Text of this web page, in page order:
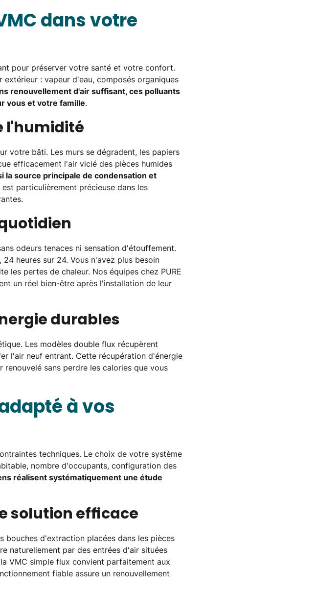
dans votre
pour préserver votre santé et votre confort.
: vapeur d'eau, composés organiques
renouvellement d'air suffisant, ces polluants
vous et votre famille.
l'humidité
votre bâti. Les murs se dégradent, les papiers
efficacement l'air vicié des pièces humides
la source principale de condensation et
particulièrement précieuse dans les
odeurs tenaces ni sensation d'étouffement.
heures sur 24. Vous n'avez plus besoin
les pertes de chaleur. Nos équipes chez PURE
un réel bien-être après l'installation de leur
durables
Les modèles double flux récupèrent
l'air neuf entrant. Cette récupération d'énergie
sans perdre les calories que vous
à vos
techniques. Le choix de votre système
nombre d'occupants, configuration des
réalisent systématiquement une étude
solution efficace
bouches d'extraction placées dans les pièces
naturellement par des entrées d'air situées
VMC simple flux convient parfaitement aux
fiable assure un renouvellement